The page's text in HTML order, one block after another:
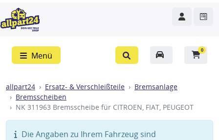
Menü
0
allpart24 Ersatz- & Verschleißteile
Bremsanlage
Bremsscheiben
NK 311963 Bremsscheibe für CITROEN, FIAT, PEUGEOT
Die Angaben zu Ihrem Fahrzeug sind